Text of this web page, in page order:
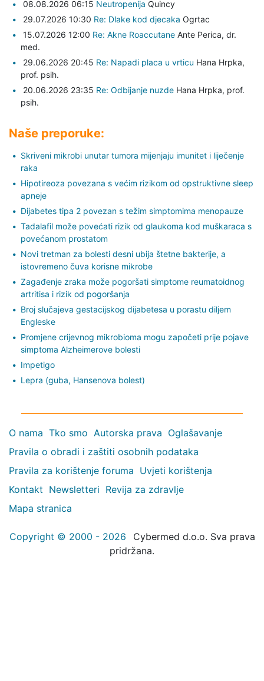
08.08.2026 06:15 Neutropenija Quincy
29.07.2026 10:30 Re: Dlake kod djecaka Ogrtac
15.07.2026 12:00 Re: Akne Roaccutane Ante Perica, dr.
med.
29.06.2026 20:45 Re: Napadi placa u vrticu Hana Hrpka,
prof. psih.
20.06.2026 23:35 Re: Odbijanje nuzde Hana Hrpka, prof.
psih.
Naše preporuke:
Skriveni mikrobi unutar tumora mijenjaju imunitet i liječenje
raka
Hipotireoza povezana s većim rizikom od opstruktivne sleep
apneje
Dijabetes tipa 2 povezan s težim simptomima menopauze
Tadalafil može povećati rizik od glaukoma kod muškaraca s
povećanom prostatom
Novi tretman za bolesti desni ubija štetne bakterije, a
istovremeno čuva korisne mikrobe
Zagađenje zraka može pogoršati simptome reumatoidnog
artritisa i rizik od pogoršanja
Broj slučajeva gestacijskog dijabetesa u porastu diljem
Engleske
Promjene crijevnog mikrobioma mogu započeti prije pojave
simptoma Alzheimerove bolesti
Impetigo
Lepra (guba, Hansenova bolest)
O nama Tko smo Autorska prava Oglašavanje
Pravila o obradi i zaštiti osobnih podataka
Pravila za korištenje foruma Uvjeti korištenja
Kontakt Newsletteri Revija za zdravlje
Mapa stranica
Copyright © 2000 - 2026
Cybermed d.o.o. Sva prava
pridržana.